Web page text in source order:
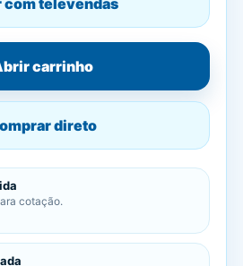
com televendas
carrinho
direto
cotação.